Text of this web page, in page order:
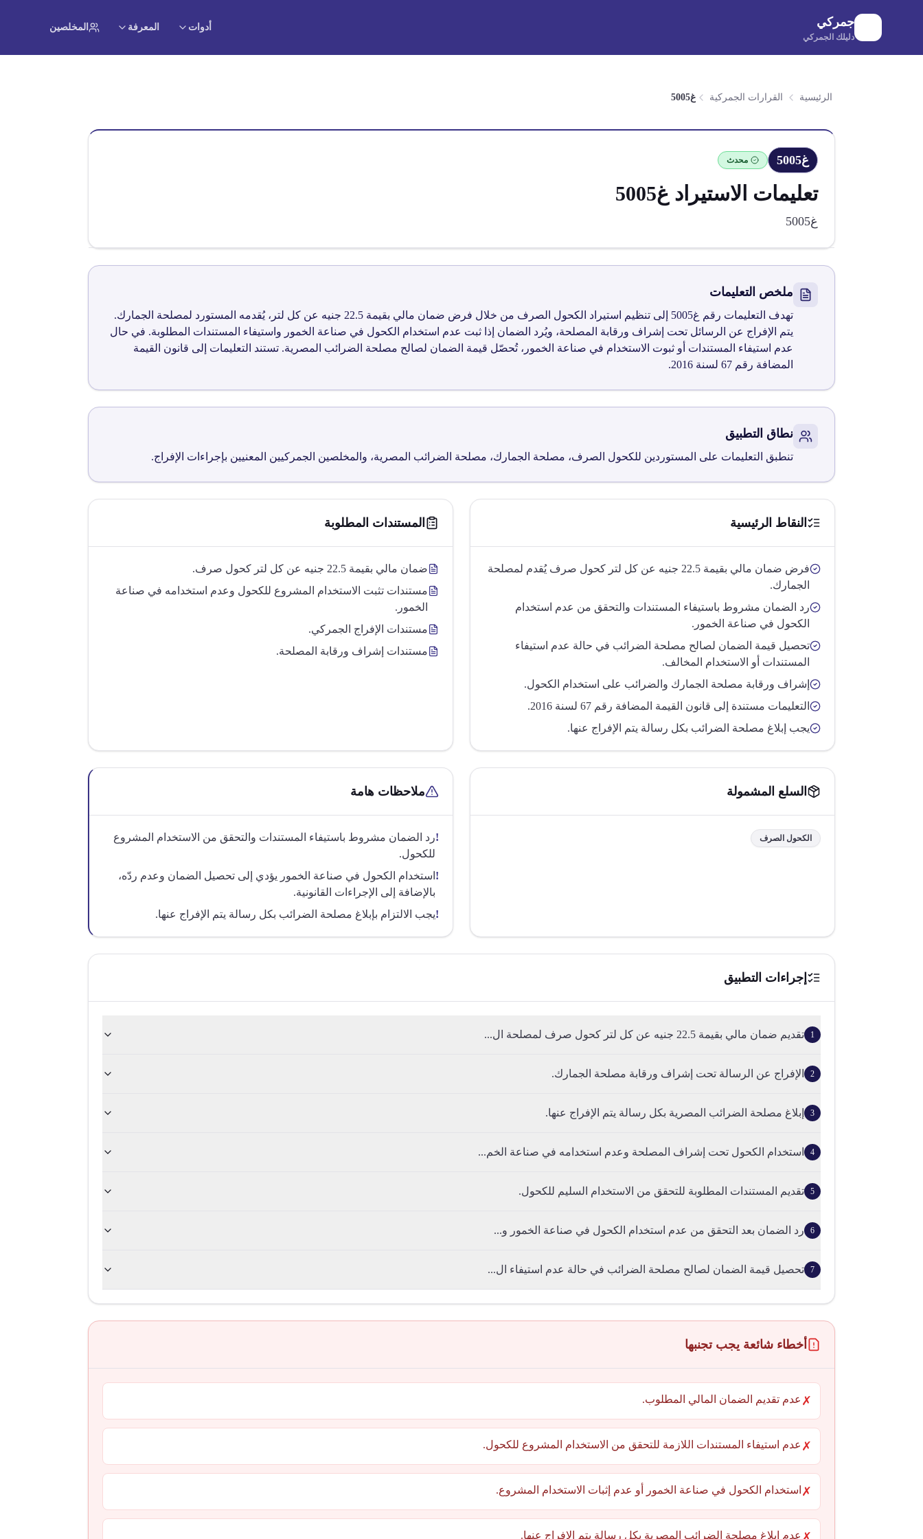
جمركي
دليلك الجمركي
أدوات المعرفة المخلصين
الرئيسية القرارات الجمركية غ5005
غ5005 محدث
تعليمات الاستيراد غ5005
غ5005
ملخص التعليمات
تهدف التعليمات رقم غ5005 إلى تنظيم استيراد الكحول الصرف من خلال فرض ضمان مالي بقيمة 22.5 جنيه عن كل لتر، يُقدمه المستورد لمصلحة الجمارك.
يتم الإفراج عن الرسائل تحت إشراف ورقابة المصلحة، ويُرد الضمان إذا ثبت عدم استخدام الكحول في صناعة الخمور واستيفاء المستندات المطلوبة. في حال
عدم استيفاء المستندات أو ثبوت الاستخدام في صناعة الخمور، تُحصّل قيمة الضمان لصالح مصلحة الضرائب المصرية. تستند التعليمات إلى قانون القيمة
المضافة رقم 67 لسنة 2016.
نطاق التطبيق
تنطبق التعليمات على المستوردين للكحول الصرف، مصلحة الجمارك، مصلحة الضرائب المصرية، والمخلصين الجمركيين المعنيين بإجراءات الإفراج.
النقاط الرئيسية
فرض ضمان مالي بقيمة 22.5 جنيه عن كل لتر كحول صرف يُقدم لمصلحة
الجمارك.
رد الضمان مشروط باستيفاء المستندات والتحقق من عدم استخدام
الكحول في صناعة الخمور.
تحصيل قيمة الضمان لصالح مصلحة الضرائب في حالة عدم استيفاء
المستندات أو الاستخدام المخالف.
إشراف ورقابة مصلحة الجمارك والضرائب على استخدام الكحول.
التعليمات مستندة إلى قانون القيمة المضافة رقم 67 لسنة 2016.
يجب إبلاغ مصلحة الضرائب بكل رسالة يتم الإفراج عنها.
المستندات المطلوبة
ضمان مالي بقيمة 22.5 جنيه عن كل لتر كحول صرف.
مستندات تثبت الاستخدام المشروع للكحول وعدم استخدامه في صناعة
الخمور.
مستندات الإفراج الجمركي.
مستندات إشراف ورقابة المصلحة.
السلع المشمولة
الكحول الصرف
ملاحظات هامة
!رد الضمان مشروط باستيفاء المستندات والتحقق من الاستخدام المشروع
للكحول.
! استخدام الكحول في صناعة الخمور يؤدي إلى تحصيل الضمان وعدم ردّه،
بالإضافة إلى الإجراءات القانونية.
!يجب الالتزام بإبلاغ مصلحة الضرائب بكل رسالة يتم الإفراج عنها.
إجراءات التطبيق
1 تقديم ضمان مالي بقيمة 22.5 جنيه عن كل لتر كحول صرف لمصلحة ال...
2 الإفراج عن الرسالة تحت إشراف ورقابة مصلحة الجمارك.
3 إبلاغ مصلحة الضرائب المصرية بكل رسالة يتم الإفراج عنها.
4 استخدام الكحول تحت إشراف المصلحة وعدم استخدامه في صناعة الخم...
5 تقديم المستندات المطلوبة للتحقق من الاستخدام السليم للكحول.
6 رد الضمان بعد التحقق من عدم استخدام الكحول في صناعة الخمور و...
7 تحصيل قيمة الضمان لصالح مصلحة الضرائب في حالة عدم استيفاء ال...
أخطاء شائعة يجب تجنبها
✗ عدم تقديم الضمان المالي المطلوب.
✗ عدم استيفاء المستندات اللازمة للتحقق من الاستخدام المشروع للكحول.
✗ استخدام الكحول في صناعة الخمور أو عدم إثبات الاستخدام المشروع.
عدم إبلاغ مصلحة الضرائب المصرية بكل رسالة يتم الإفراج عنها.